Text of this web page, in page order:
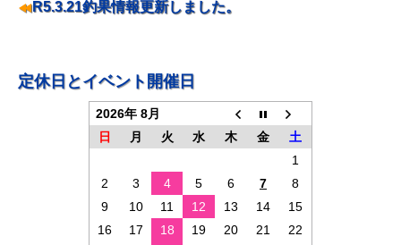
ゲ
R5.3.21釣果情報更新しました。
定休日とイベント開催日
2026年 8月
日
月 火 水 木 金
土
1
2
3 4 5 6 7
8
9
10 11 12 13 14
15
16
17 18 19 20 21
22